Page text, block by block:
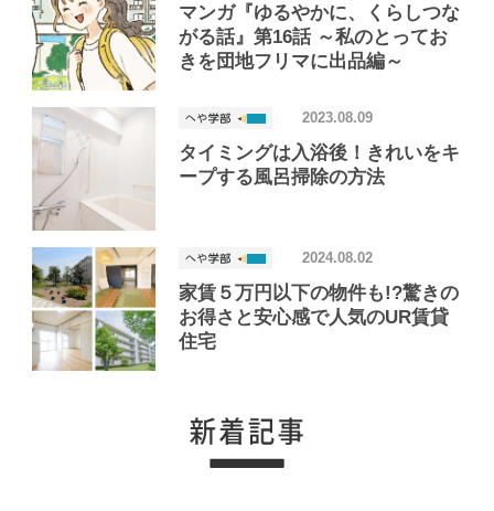
マンガ『ゆるやかに、くらしつな
がる話』第16話 ～私のとってお
きを団地フリマに出品編～
タイミングは入浴後！きれいをキ
ープする風呂掃除の方法
2023.08.09
家賃５万円以下の物件も!?驚きの
お得さと安心感で人気のUR賃貸
住宅
2024.08.02